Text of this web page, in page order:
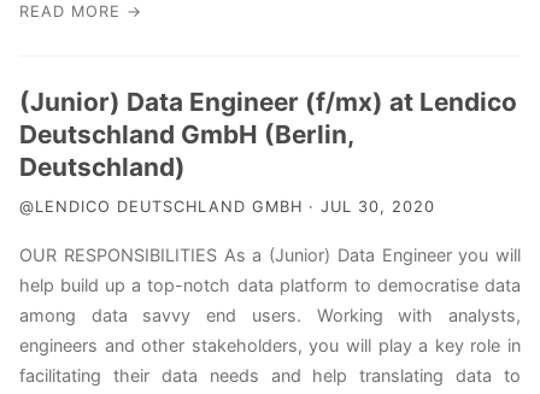
READ MORE →
(Junior) Data Engineer (f/mx) at Lendico
Deutschland GmbH (Berlin,
Deutschland)
@LENDICO DEUTSCHLAND GMBH · JUL 30, 2020
OUR RESPONSIBILITIES As a (Junior) Data Engineer you will
help build up a top-notch data platform to democratise data
among data savvy end users. Working with analysts,
engineers and other stakeholders, you will play a key role in
facilitating their data needs and help translating data to